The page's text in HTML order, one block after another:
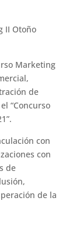
II Otoño
Marketing
de
“Concurso
con
con
de
de la